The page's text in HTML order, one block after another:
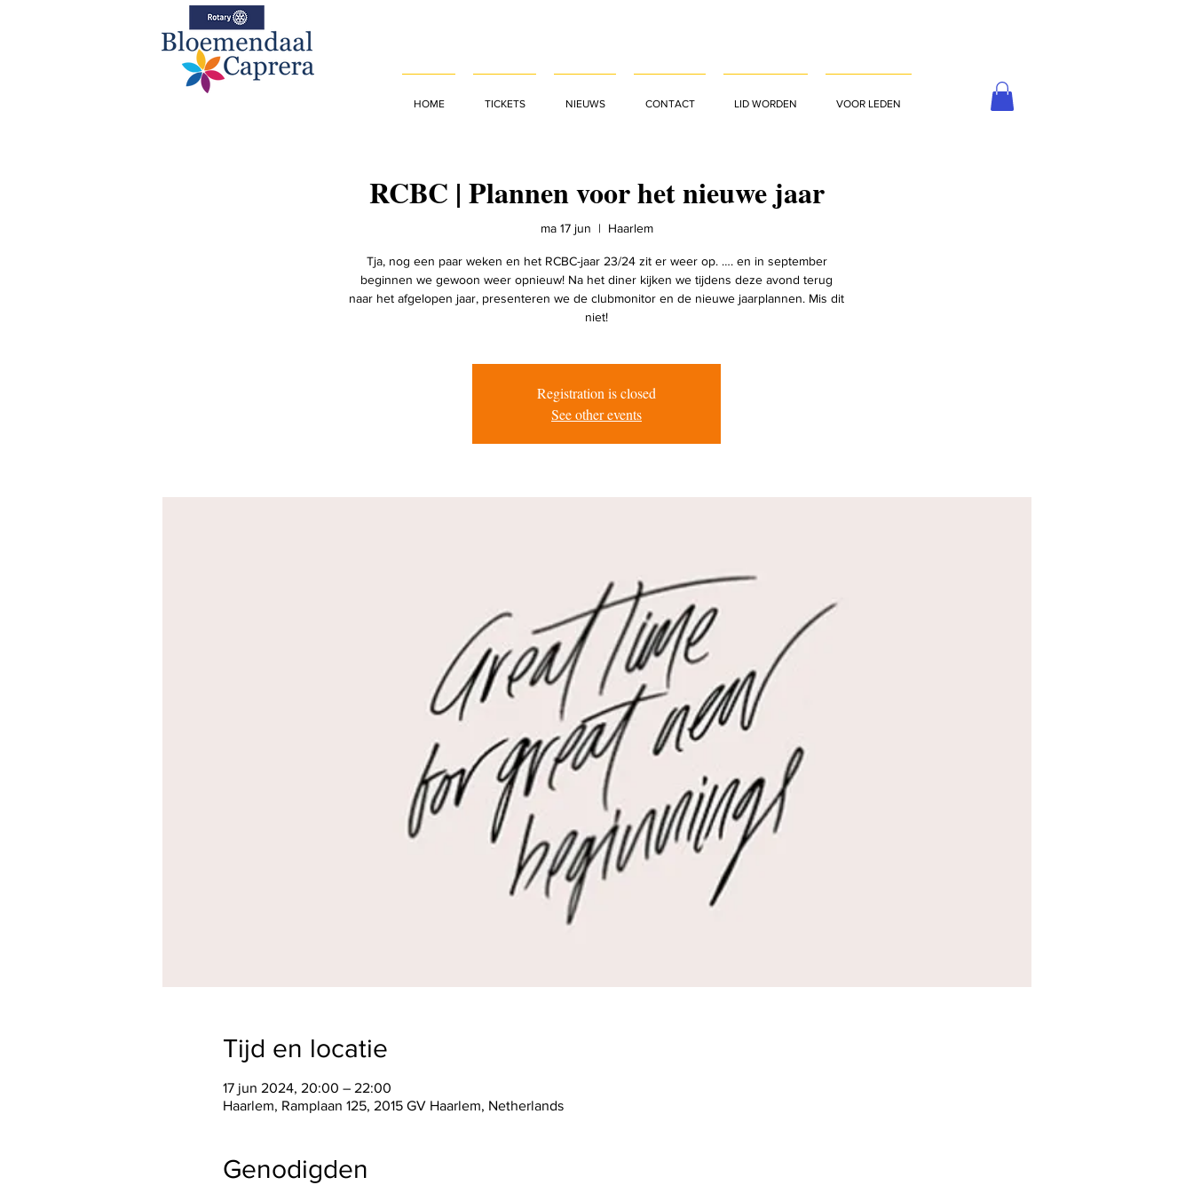
HOME TICKETS NIEUWS CONTACT LID WORDEN VOOR LEDEN
RCBC | Plannen voor het nieuwe jaar
ma 17 jun
  |
Haarlem
Tja, nog een paar weken en het RCBC-jaar 23/24 zit er weer op. …. en in september
beginnen we gewoon weer opnieuw! Na het diner kijken we tijdens deze avond terug
naar het afgelopen jaar, presenteren we de clubmonitor en de nieuwe jaarplannen. Mis dit
niet!
Registration is closed
See other events
Tijd en locatie
17 jun 2024, 20:00 – 22:00
Haarlem, Ramplaan 125, 2015 GV Haarlem, Netherlands
Genodigden